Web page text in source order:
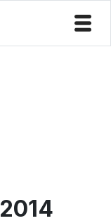
2014